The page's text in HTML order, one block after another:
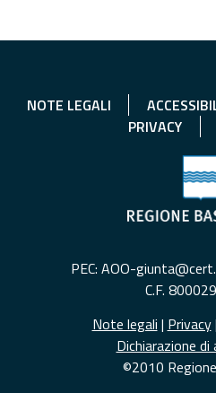
NOTE LEGALI
PRIVACY
PEC: AOO-
C.F.
Note legali | Privacy|
Dichiarazione
©2010